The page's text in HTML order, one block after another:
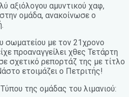
αξιόλογου αμυντικού χαφ,
ομάδα, ανακοίνωσε ο
σωματείου με τον 21χρονο
προαναγγείλει χθες Τετάρτη
σχετικό ρεπορτάζ της με τίτλο
ετοιμάζει ο Πετριτής!
της ομάδας του λιμανιού: